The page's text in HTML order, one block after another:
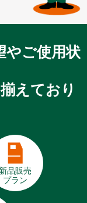
やご使用状
えており
新品販売
プラン